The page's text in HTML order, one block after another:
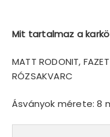
Mit tartalmaz a
MATT RODONIT,
RÓZSAKVARC
Ásványok mérete: 8